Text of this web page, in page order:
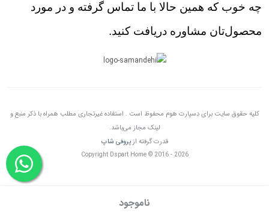
ناموجود
چه خوب که همین حالا با ما تماس گرفته و در مورد
محصول‌تان مشاوره دریافت کنید.
کلیه حقوق سایت برای دِسپارت هوم محفوظ است . استفاده غیرتجاری مطلب همراه با ذکر منبع و
لینک مجاز می‌باشد.
قدرت گرفته ازپروفی شاپ
Copyright Dspart Home © 2016 - 2026